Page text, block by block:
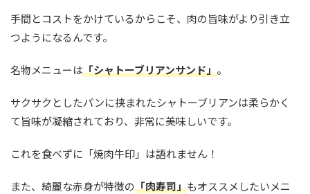
手間とコストをかけているからこそ、肉の旨味がより引き立
つようになるんです。
名物メニューは「シャトーブリアンサンド」。
サクサクとしたパンに挟まれたシャトーブリアンは柔らかく
て旨味が凝縮されており、非常に美味しいです。
これを食べずに「焼肉牛印」は語れません！
また、綺麗な赤身が特徴の「肉寿司」もオススメしたいメニ